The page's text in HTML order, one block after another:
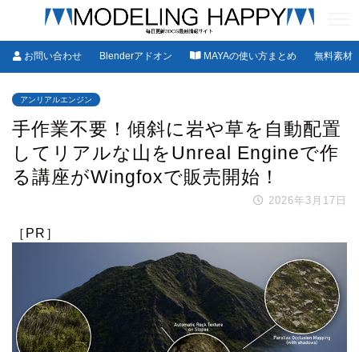
お問い合わせ Blenderアドオン MAYAの使い方まとめ 無料素材
アンリアルエンジン
手作業不要！傾斜に岩や草を自動配置
してリアルな山をUnreal Engineで作
る講座がWingfoxで販売開始！
2026年3月17日
［PR］